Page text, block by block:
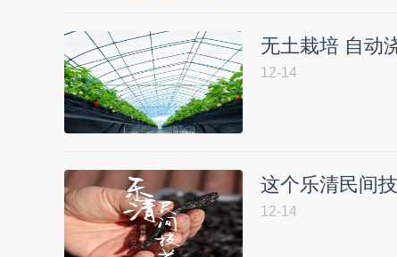
无土栽培 自动
12-14
这个乐清民间
12-14